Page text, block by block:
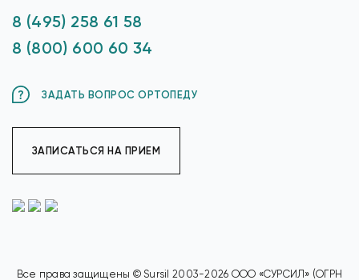
8 (495) 258 61 58
8 (800) 600 60 34
ЗАДАТЬ ВОПРОС ОРТОПЕДУ
ЗАПИСАТЬСЯ НА ПРИЕМ
Все права защищены © Sursil 2003-2026 ООО «СУРСИЛ» (ОГРН